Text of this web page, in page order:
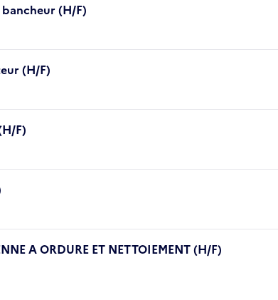
(H/F)
(H/F)
F)
A ORDURE ET NETTOIEMENT (H/F)